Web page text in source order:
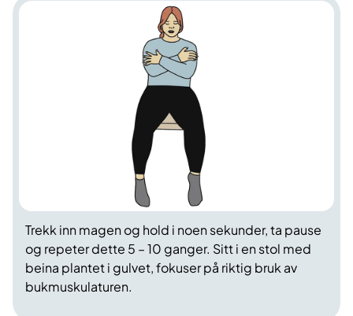
Trekk inn magen og hold i noen sekunder, ta pause
og repeter dette 5 – 10 ganger. Sitt i en stol med
beina plantet i gulvet, fokuser på riktig bruk av
bukmuskulaturen.